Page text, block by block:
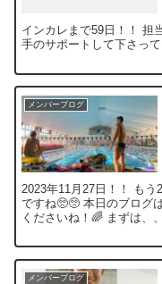
インカレまで59日！！ 担
手のサポートして下さっ
メンバーブログ
2023年11月27日！！ も
ですね🥺🥺 本日のブログ
くださいね！🌈 まずは、
メンバーブログ